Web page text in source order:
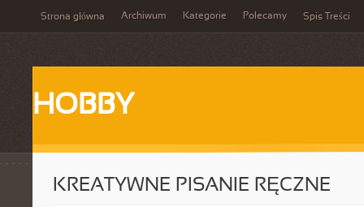
Strona główna Archiwum Kategorie Polecamy Spis Treści
HOBBY
KREATYWNE PISANIE RĘCZNE